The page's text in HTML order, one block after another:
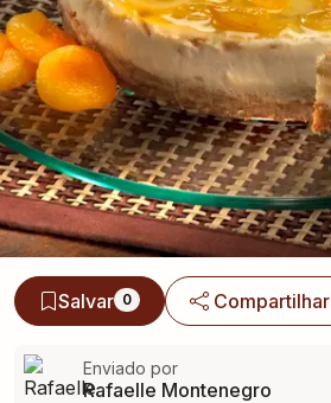
Salvar 0 Compartilhar
Enviado por
Rafaelle Montenegro